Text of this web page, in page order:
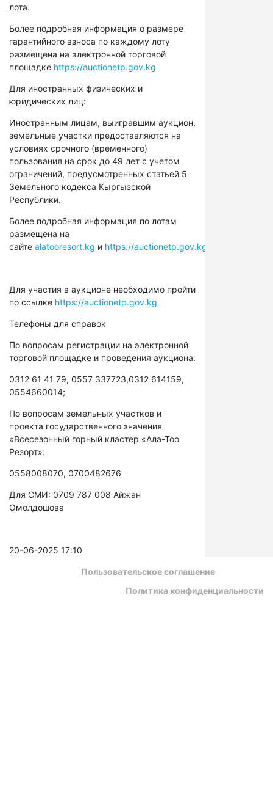
лота.
Более подробная информация о размере
гарантийного взноса по каждому лоту
размещена на электронной торговой
площадке https://auctionetp.gov.kg
Для иностранных физических и
юридических лиц:
Иностранным лицам, выигравшим аукцион,
земельные участки предоставляются на
условиях срочного (временного)
пользования на срок до 49 лет с учетом
ограничений, предусмотренных статьей 5
Земельного кодекса Кыргызской
Республики.
Более подробная информация по лотам
размещена на
сайте alatooresort.kg и https://auctionetp.gov.kg
Для участия в аукционе необходимо пройти
по ссылке https://auctionetp.gov.kg
Телефоны для справок
По вопросам регистрации на электронной
торговой площадке и проведения аукциона:
0312 61 41 79, 0557 337723,0312 614159,
0554660014;
По вопросам земельных участков и
проекта государственного значения
«Всесезонный горный кластер «Ала-Тоо
Резорт»:
0558008070, 0700482676
Для СМИ: 0709 787 008 Айжан
Омолдошова
20-06-2025 17:10
Пользовательское соглашение
Политика конфиденциальности